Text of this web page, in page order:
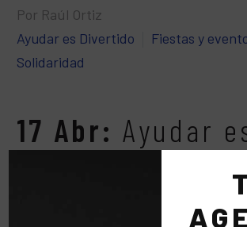
Por Raúl Ortiz
Ayudar es Divertido
Fiestas y
Solidaridad
17 Abr: Ayudar
Divertido